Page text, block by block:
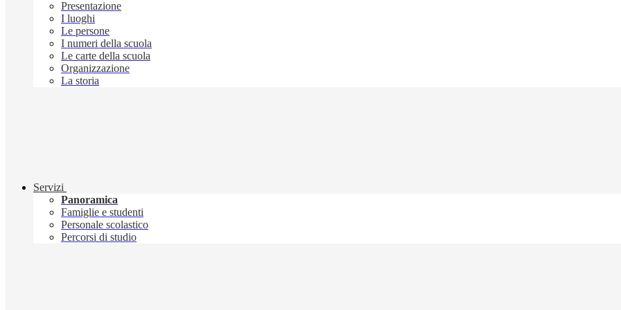
Presentazione
I luoghi
Le persone
I numeri della scuola
Le carte della scuola
Organizzazione
La storia
Servizi
Panoramica
Famiglie e studenti
Personale scolastico
Percorsi di studio